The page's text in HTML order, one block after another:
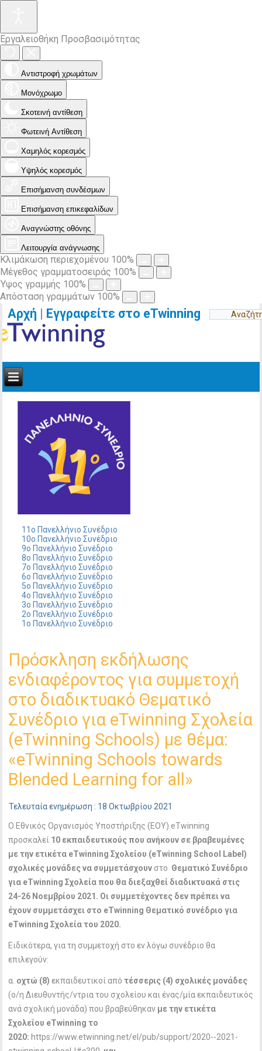
Εργαλειοθήκη Προσβασιμότητας
Αντιστροφή χρωμάτων
Μονόχρωμο
Σκοτεινή αντίθεση
Φωτεινή Αντίθεση
Χαμηλός κορεσμός
Υψηλός κορεσμός
Επισήμανση συνδέσμων
Επισήμανση επικεφαλίδων
Αναγνώστης οθόνης
Λειτουργία ανάγνωσης
Κλιμάκωση περιεχομένου 100%
Μέγεθος γραμματοσειράς 100%
Ύψος γραμμής 100%
Απόσταση γραμμάτων 100%
Αρχή | Εγγραφείτε στο eTwinning
11ο Πανελλήνιο Συνέδριο
10ο Πανελλήνιο Συνέδριο
9ο Πανελλήνιο Συνέδριο
8ο Πανελλήνιο Συνέδριο
7ο Πανελλήνιο Συνέδριο
6ο Πανελλήνιο Συνέδριο
5ο Πανελλήνιο Συνέδριο
4ο Πανελλήνιο Συνέδριο
3ο Πανελλήνιο Συνέδριο
2ο Πανελλήνιο Συνέδριο
1ο Πανελλήνιο Συνέδριο
Πρόσκληση εκδήλωσης
ενδιαφέροντος για συμμετοχή
στο διαδικτυακό Θεματικό
Συνέδριο για eTwinning Σχολεία
(eTwinning Schools) με θέμα:
«eTwinning Schools towards
Blended Learning for all»
Τελευταία ενημέρωση : 18 Οκτωβρίου 2021
Ο Εθνικός Οργανισμός Υποστήριξης (ΕΟΥ) eTwinning
προσκαλεί 10 εκπαιδευτικούς που ανήκουν σε βραβευμένες
με την ετικέτα eTwinning Σχολείου (eTwinning School Label)
σχολικές μονάδες να συμμετάσχουν στο Θεματικό Συνέδριο
για eTwinning Σχολεία που θα διεξαχθεί διαδικτυακά στις
24-26 Νοεμβρίου 2021. Οι συμμετέχοντες δεν πρέπει να
έχουν συμμετάσχει στο eTwinning Θεματικό συνέδριο για
eTwinning Σχολεία του 2020.
Ειδικότερα, για τη συμμετοχή στο εν λόγω συνέδριο θα
επιλεγούν:
α. οχτώ (8) εκπαιδευτικοί απότέσσερις (4) σχολικές μονάδες
(ο/η Διευθυντής/ντρια του σχολείου και ένας/μία εκπαιδευτικός
ανά σχολική μονάδα) που βραβεύθηκαν με την ετικέτα
Σχολείου eTwinning το
2020: https://www.etwinning.net/el/pub/support/2020--2021-